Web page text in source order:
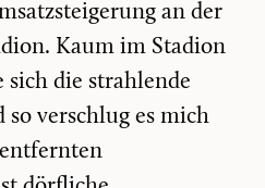
an der
Kaum im Stadion
sich die strahlende
so verschlug es mich